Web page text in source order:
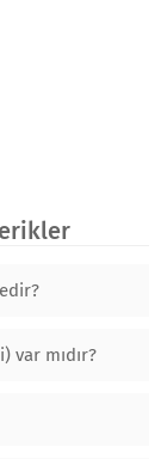
var mıdır?